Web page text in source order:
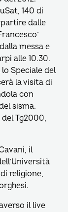
140 di
dalle
messa e
alle 10.30.
Speciale del
la visita di
con
sisma.
Tg2000,
il
religione,
il live